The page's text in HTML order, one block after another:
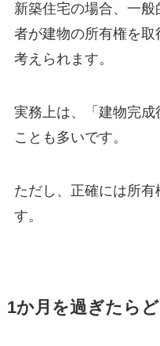
新築住宅の場合、一
者が建物の所有権を取
考えられます。
実務上は、「建物完
ことも多いです。
ただし、正確には所
す。
1か月を過ぎたら